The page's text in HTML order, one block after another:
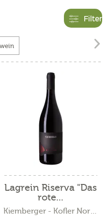
Filter

Lagrein Riserva "Das
rote...
Kiemberger - Kofler Norbert